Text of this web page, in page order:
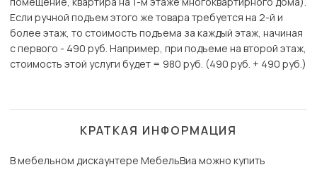
Если ручной подъем этого же товара требуется на 2-й и
более этаж, то стоимость подъема за каждый этаж, начиная
с первого - 490 руб. Например, при подъеме на второй этаж,
стоимость этой услуги будет = 980 руб. (490 руб. + 490 руб.)
КРАТКАЯ ИНФОРМАЦИЯ
В мебельном дискаунтере МебельВиа можно купить